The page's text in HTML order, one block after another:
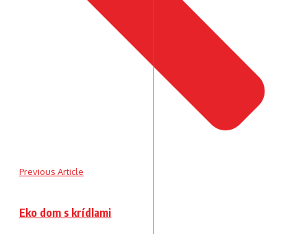
Previous Article
Eko dom s krídlami